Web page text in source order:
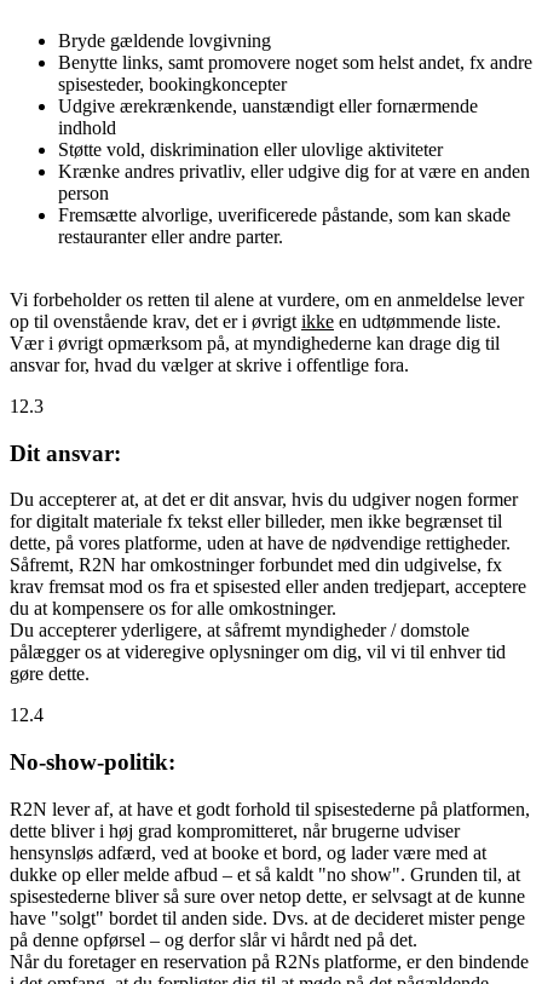
Bryde gældende lovgivning
Benytte links, samt promovere noget som helst andet, fx andre
spisesteder, bookingkoncepter
Udgive ærekrænkende, uanstændigt eller fornærmende
indhold
Støtte vold, diskrimination eller ulovlige aktiviteter
Krænke andres privatliv, eller udgive dig for at være en anden
person
Fremsætte alvorlige, uverificerede påstande, som kan skade
restauranter eller andre parter.
Vi forbeholder os retten til alene at vurdere, om en anmeldelse lever
op til ovenstående krav, det er i øvrigt ikke en udtømmende liste.
Vær i øvrigt opmærksom på, at myndighederne kan drage dig til
ansvar for, hvad du vælger at skrive i offentlige fora.
12.3
Dit ansvar:
Du accepterer at, at det er dit ansvar, hvis du udgiver nogen former
for digitalt materiale fx tekst eller billeder, men ikke begrænset til
dette, på vores platforme, uden at have de nødvendige rettigheder.
Såfremt, R2N har omkostninger forbundet med din udgivelse, fx
krav fremsat mod os fra et spisested eller anden tredjepart, acceptere
du at kompensere os for alle omkostninger.
Du accepterer yderligere, at såfremt myndigheder / domstole
pålægger os at videregive oplysninger om dig, vil vi til enhver tid
gøre dette.
12.4
No-show-politik:
R2N lever af, at have et godt forhold til spisestederne på platformen,
dette bliver i høj grad kompromitteret, når brugerne udviser
hensynsløs adfærd, ved at booke et bord, og lader være med at
dukke op eller melde afbud – et så kaldt "no show". Grunden til, at
spisestederne bliver så sure over netop dette, er selvsagt at de kunne
have "solgt" bordet til anden side. Dvs. at de decideret mister penge
på denne opførsel – og derfor slår vi hårdt ned på det.
Når du foretager en reservation på R2Ns platforme, er den bindende